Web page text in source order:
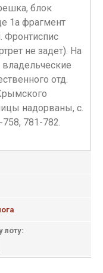
блок
1а фрагмент
Фронтиспис
не задет). На
отд.
надорваны, с.
781-782.
лоту: